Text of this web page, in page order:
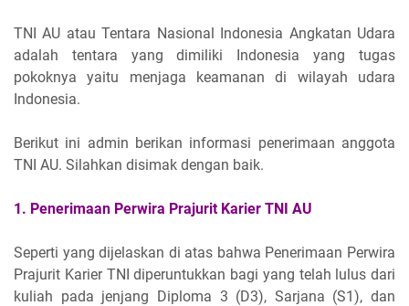
TNI AU atau Tentara Nasional Indonesia Angkatan Udara
adalah tentara yang dimiliki Indonesia yang tugas
pokoknya yaitu menjaga keamanan di wilayah udara
Indonesia.
Berikut ini admin berikan informasi penerimaan anggota
TNI AU. Silahkan disimak dengan baik.
1. Penerimaan Perwira Prajurit Karier TNI AU
Seperti yang dijelaskan di atas bahwa Penerimaan Perwira
Prajurit Karier TNI diperuntukkan bagi yang telah lulus dari
kuliah pada jenjang Diploma 3 (D3), Sarjana (S1), dan